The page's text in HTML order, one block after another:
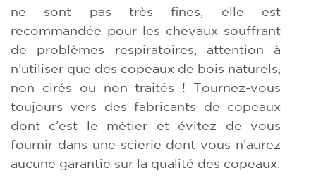
ne sont pas très fines, elle est
recommandée pour les chevaux souffrant
de problèmes respiratoires, attention à
n’utiliser que des copeaux de bois naturels,
non cirés ou non traités ! Tournez-vous
toujours vers des fabricants de copeaux
dont c’est le métier et évitez de vous
fournir dans une scierie dont vous n’aurez
aucune garantie sur la qualité des copeaux.